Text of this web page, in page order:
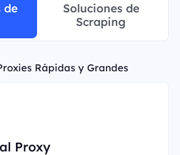
de
Soluciones de
Scraping
Rápidas y Grandes
Proxy